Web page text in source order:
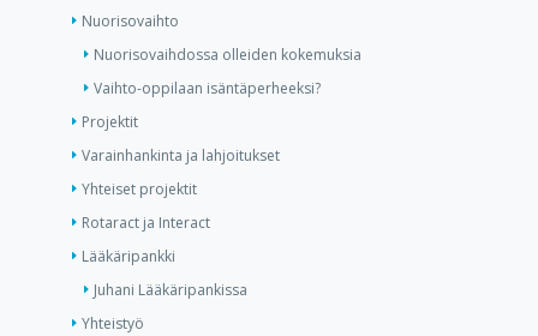
Nuorisovaihto
Nuorisovaihdossa olleiden kokemuksia
Vaihto-oppilaan isäntäperheeksi?
Projektit
Varainhankinta ja lahjoitukset
Yhteiset projektit
Rotaract ja Interact
Lääkäripankki
Juhani Lääkäripankissa
Yhteistyö